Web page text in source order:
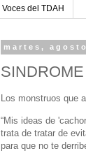
Voces del TDAH
martes,
Los monstruos que
“Mis ideas de
trata de tratar de
para que no te